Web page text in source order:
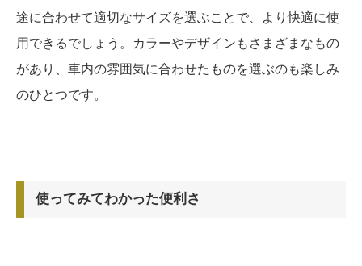
途に合わせて適切なサイズを選ぶことで、より快適に使
用できるでしょう。カラーやデザインもさまざまなもの
があり、車内の雰囲気に合わせたものを選ぶのも楽しみ
のひとつです。
使ってみてわかった便利さ